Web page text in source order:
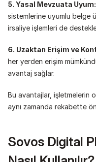
5. Yasal Mevzuata Uyum:
sistemlerine uyumlu belge
irsaliye işlemleri de
6. Uzaktan Erişim ve
her yerden erişim
avantaj sağlar.
Bu avantajlar, işletmelerin
aynı zamanda rekabette
Sovos Digital